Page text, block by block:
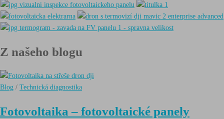
Z našeho blogu
Blog / Technická diagnostika
Fotovoltaika – fotovoltaické panely